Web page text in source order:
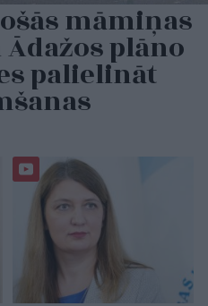
māmiņas
plāno
palielināt